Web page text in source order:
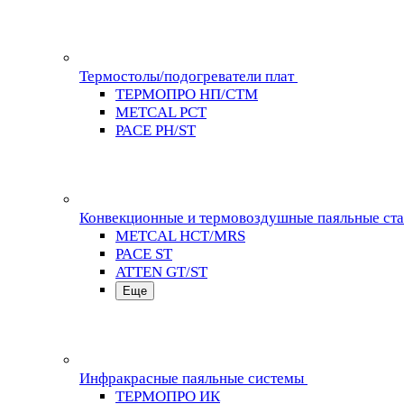
Термостолы/подогреватели плат
ТЕРМОПРО НП/СТМ
METCAL PCT
PACE PH/ST
Конвекционные и термовоздушные паяльные
METCAL HCT/MRS
PACE ST
ATTEN GT/ST
Еще
Инфракрасные паяльные системы
ТЕРМОПРО ИК